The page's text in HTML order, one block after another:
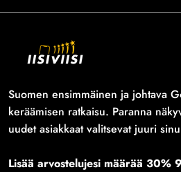
Suomen ensimmäinen ja johtava
keräämisen ratkaisu. Paranna
uudet asiakkaat valitsevat juuri
Lisää arvostelujesi määrää 30%